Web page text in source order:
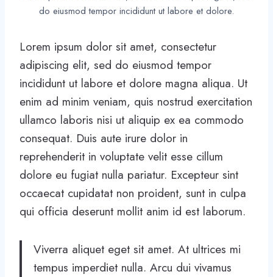
do eiusmod tempor incididunt ut labore et dolore.
Lorem ipsum dolor sit amet, consectetur
adipiscing elit, sed do eiusmod tempor
incididunt ut labore et dolore magna aliqua. Ut
enim ad minim veniam, quis nostrud exercitation
ullamco laboris nisi ut aliquip ex ea commodo
consequat. Duis aute irure dolor in
reprehenderit in voluptate velit esse cillum
dolore eu fugiat nulla pariatur. Excepteur sint
occaecat cupidatat non proident, sunt in culpa
qui officia deserunt mollit anim id est laborum.
Viverra aliquet eget sit amet. At ultrices mi
tempus imperdiet nulla. Arcu dui vivamus